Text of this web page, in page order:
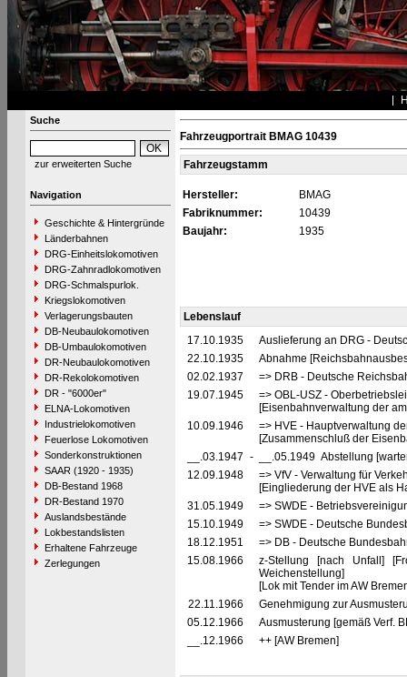
Suche
zur erweiterten Suche
Navigation
Geschichte & Hintergründe
Länderbahnen
DRG-Einheitslokomotiven
DRG-Zahnradlokomotiven
DRG-Schmalspurlok.
Kriegslokomotiven
Verlagerungsbauten
DB-Neubaulokomotiven
DB-Umbaulokomotiven
DR-Neubaulokomotiven
DR-Rekolokomotiven
DR - "6000er"
ELNA-Lokomotiven
Industrielokomotiven
Feuerlose Lokomotiven
Sonderkonstruktionen
SAAR (1920 - 1935)
DB-Bestand 1968
DR-Bestand 1970
Auslandsbestände
Lokbestandslisten
Erhaltene Fahrzeuge
Zerlegungen
Fahrzeugportrait BMAG 10439
Fahrzeugstamm
Hersteller:
BMAG
Fabriknummer:
10439
Baujahr:
1935
Lebenslauf
17.10.1935
Auslieferung an DRG -
22.10.1935
Abnahme
02.02.1937
=> DRB - Deutsche
19.07.1945
=> OBL-USZ -
[Eisenbahnverwaltung der
10.09.1946
=> HVE - Hauptverwaltung
[Zusammenschluß der
__.03.1947 -
__.05.1949 Abstellung
12.09.1948
=> VfV - Verwaltung für
[Eingliederung der HVE als
31.05.1949
=> SWDE -
15.10.1949
=> SWDE - Deutsche
18.12.1951
=> DB - Deutsche
15.08.1966
z-Stellung [nach Unfall]
Weichenstellung]
[Lok mit Tender im AW
22.11.1966
Genehmigung zur
05.12.1966
Ausmusterung [gemäß Verf.
__.12.1966
++ [AW Bremen]